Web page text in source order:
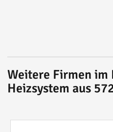
Weitere Firmen im
Heizsystem aus